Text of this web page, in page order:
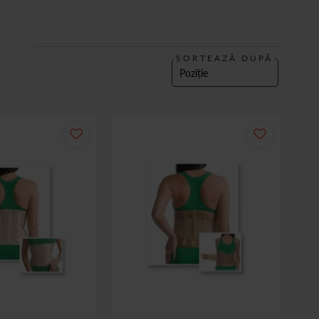
de cumparaturi usoara si convenabila. In plus, iti livram
SORTEAZĂ DUPĂ